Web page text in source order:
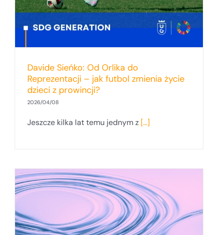
Davide Sieńko: Od Orlika do
Reprezentacji – jak futbol zmienia życie
dzieci z prowincji?
2026/04/08
Jeszcze kilka lat temu jednym z [...]